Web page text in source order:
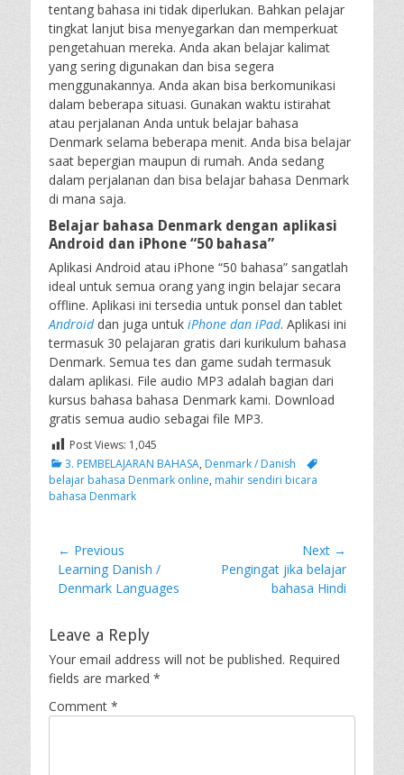
tentang bahasa ini tidak diperlukan. Bahkan pelajar
tingkat lanjut bisa menyegarkan dan memperkuat
pengetahuan mereka. Anda akan belajar kalimat
yang sering digunakan dan bisa segera
menggunakannya. Anda akan bisa berkomunikasi
dalam beberapa situasi. Gunakan waktu istirahat
atau perjalanan Anda untuk belajar bahasa
Denmark selama beberapa menit. Anda bisa belajar
saat bepergian maupun di rumah. Anda sedang
dalam perjalanan dan bisa belajar bahasa Denmark
di mana saja.
Belajar bahasa Denmark dengan aplikasi
Android dan iPhone “50 bahasa”
Aplikasi Android atau iPhone “50 bahasa” sangatlah
ideal untuk semua orang yang ingin belajar secara
offline. Aplikasi ini tersedia untuk ponsel dan tablet
Androiddan juga untuk iPhone dan iPad. Aplikasi ini
termasuk 30 pelajaran gratis dari kurikulum bahasa
Denmark. Semua tes dan game sudah termasuk
dalam aplikasi. File audio MP3 adalah bagian dari
kursus bahasa bahasa Denmark kami. Download
gratis semua audio sebagai file MP3.
Post Views: 1,045
Categories
3. PEMBELAJARAN BAHASA, Denmark / Danish
Tags
belajar bahasa Denmark online, mahir sendiri bicara
bahasa Denmark
Post
navigation
← Previous
Previous
post:
Learning Danish /
Denmark Languages
Next →
NextPengingat jika belajar
bahasa Hindi
Leave a Reply
Your email address will not be published. Required
fields are marked *
Comment *